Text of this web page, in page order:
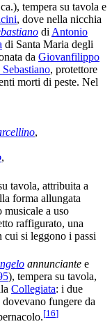
ca.), tempera su tavola e
, dove nella nicchia
di Antonio
di Santa Maria degli
da Giovanfilippo
Sebastiano, protettore
morti di peste. Nel
,
,
tavola, attribuita a
forma allungata
musicale a uso
raffigurato, una
si leggono i passi
annunciante e
), tempera su tavola,
Collegiata: i due
fungere da
[16]